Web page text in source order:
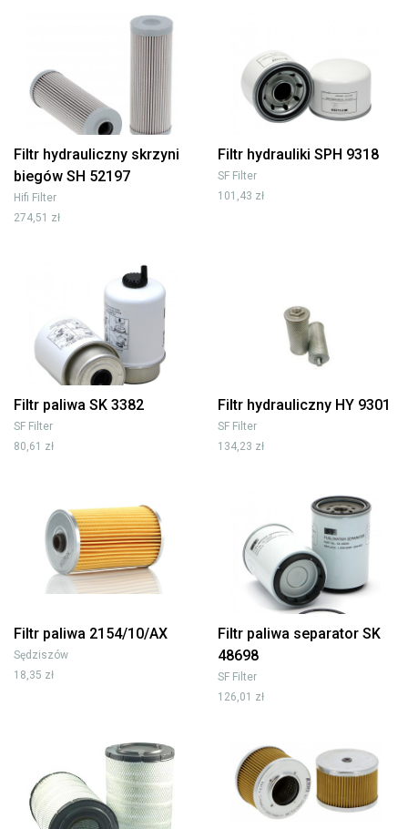
Filtr hydrauliczny skrzyni
biegów SH 52197
Hifi Filter
274,51 zł
Filtr hydrauliki SPH 9318
SF Filter
101,43 zł
Filtr paliwa SK 3382
SF Filter
80,61 zł
Filtr hydrauliczny HY 9301
SF Filter
134,23 zł
Filtr paliwa 2154/10/AX
Sędziszów
18,35 zł
Filtr paliwa separator SK
48698
SF Filter
126,01 zł